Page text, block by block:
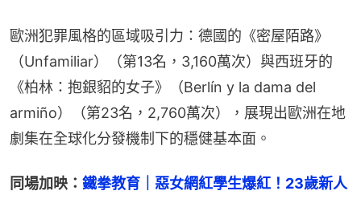
歐洲犯罪風格的區域吸引力：德國的《密屋陌路》
（Unfamiliar）（第13名，3,160萬次）與西班牙的
《柏林：抱銀貂的女子》（Berlín y la dama del
armiño）（第23名，2,760萬次），展現出歐洲在地
劇集在全球化分發機制下的穩健基本面。
同場加映： 鐵拳教育｜惡女網紅學生爆紅！23歲新人